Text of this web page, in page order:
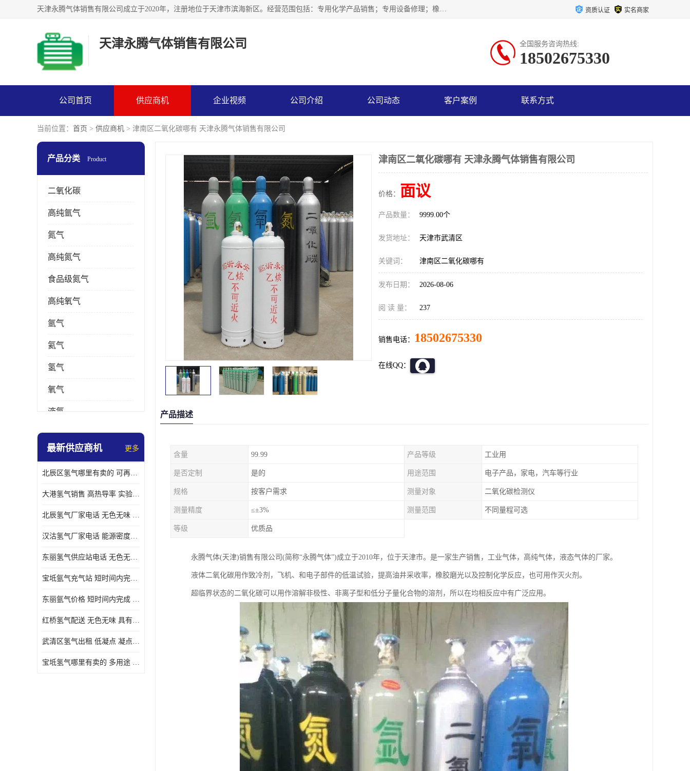
天津永腾气体销售有限公司成立于2020年，注册地位于天津市滨海新区。经营范围包括：专用化学产品销售；专用设备修理；橡胶制品销售；气体压缩机械销售；特种设备销售；仪器仪表销售；机械设备租赁；五金产品批发；食品添加剂销售等，主要供应：氧气、乙炔、氮气、氩气、氢气、氦气、液氨、液氮、一氧化碳、二氧化碳等，各种工业气体，高纯气体，食品级气体。 资质认证 实名商家
天津永腾气体销售有限公司 全国服务咨询热线:
18502675330
公司首页 供应商机 企业视频 公司介绍 公司动态 客户案例 联系方式
当前位置： 首页 > 供应商机 > 津南区二氧化碳哪有 天津永腾气体销售有限公司
产品分类 Product
二氧化碳
高纯氩气
氮气
高纯氮气
食品级氮气
高纯氧气
氩气
氦气
氢气
氧气
液氮
乙炔
最新供应商机 更多
北辰区氢气哪里有卖的 可再生 实验室应用
大港氢气销售 高热导率 实验室应用
北辰氢气厂家电话 无色无味 凝点为-259
汉沽氢气厂家电话 能源密度高 储存和传输便利
东丽氢气供应站电话 无色无味 储存和传输便利
宝坻氩气充气站 短时间内完成 人员经过培训
东丽氩气价格 短时间内完成 物流管理优良
红桥氢气配送 无色无味 具有较低的密度
武清区氢气出租 低凝点 凝点为-259
宝坻氢气哪里有卖的 多用途 可以在空气中上升
津南区二氧化碳哪有 天津永腾气体销售有限公司
价格： 面议
产品数量： 9999.00个
发货地址： 天津市武清区
关键词： 津南区二氧化碳哪有
发布日期： 2026-08-06
阅 读 量： 237
销售电话： 18502675330
在线QQ：
产品描述
含量 99.99 产品等级 工业用
是否定制 是的 用途范围 电子产品，家电，汽车等行业
规格 按客户需求 测量对象 二氧化碳检测仪
测量精度 ≤±3% 测量范围 不同量程可选
等级 优质品
永腾气体(天津)销售有限公司(简称“永腾气体”)成立于2010年，位于天津市。是一家生产销售，工业气体，高纯气体，液态气体的厂家。
液体二氧化碳用作致冷剂，飞机、和电子部件的低温试验，提高油井采收率，橡胶磨光以及控制化学反应，也可用作灭火剂。
超临界状态的二氧化碳可以用作溶解非极性、非离子型和低分子量化合物的溶剂，所以在均相反应中有广泛应用。